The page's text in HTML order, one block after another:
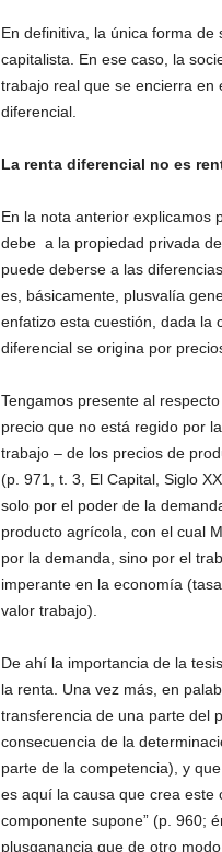
En definitiva, la única forma
capitalista. En ese caso, la
trabajo real que se encierra en
diferencial.
La renta diferencial no es
En la nota anterior explicamos
debe a la propiedad privada
puede deberse a las
es, básicamente, plusvalía
enfatizo esta cuestión, dada la
diferencial se origina por
Tengamos presente al
precio que no está regido por
trabajo – de los precios de
(p. 971, t. 3, El Capital, Siglo
solo por el poder de la
producto agrícola, con el cual
por la demanda, sino por el
imperante en la economía
valor trabajo).
De ahí la importancia de la
la renta. Una vez más, en
transferencia de una parte del
consecuencia de la
parte de la competencia), y
es aquí la causa que crea este
componente supone” (p. 960;
plusganancia que de otro